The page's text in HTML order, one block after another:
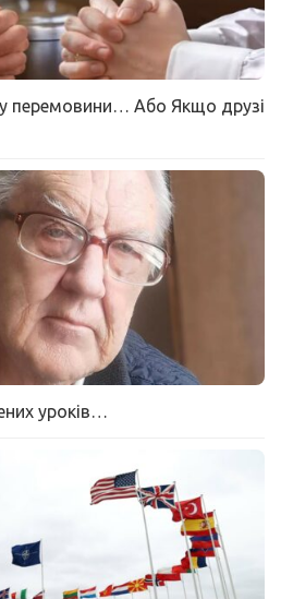
перемовини… Або Якщо друзі
уроків…